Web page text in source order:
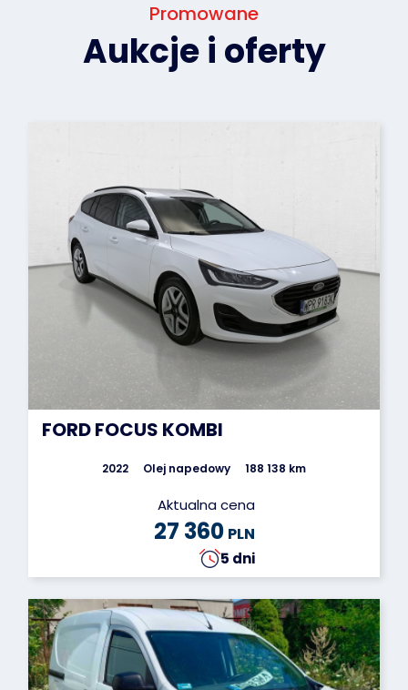
Promowane
Aukcje i oferty
FORD FOCUS KOMBI
2022 Olej napedowy 188 138 km
Aktualna cena
27 360 PLN
5 dni